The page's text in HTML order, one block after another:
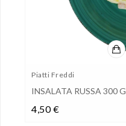
Piatti Freddi
INSALATA RUSSA 300 G
4,50 €Prezzo